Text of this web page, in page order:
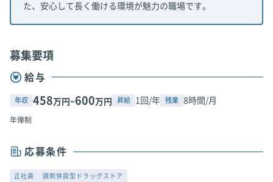
た、安心して長く働ける環境が魅力の職場です。
募集要項
給与
年収 458万円~600万円 昇給 1回/年 残業 8時間/月
年俸制
応募条件
正社員 調剤併設型ドラッグストア